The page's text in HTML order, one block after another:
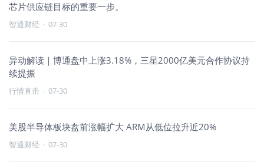
芯片供应链目标的重要一步。
智通财经 · 07-30
异动解读｜博通盘中上涨3.18%，三星2000亿美元合作协议持
续提振
行情直击 · 07-30
美股半导体板块盘前涨幅扩大 ARM从低位拉升近20%
智通财经 · 07-30